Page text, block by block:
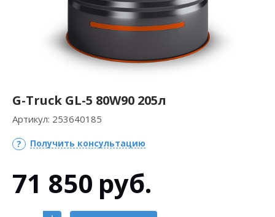
G-Truck GL-5 80W90 205л
Артикул: 253640185
Получить консультацию
71 850 руб.